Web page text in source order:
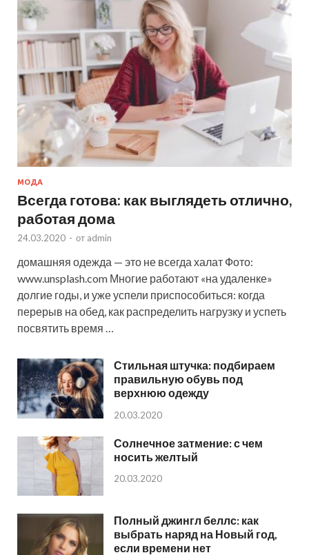
МОДА
Всегда готова: как выглядеть отлично,
работая дома
24.03.2020 - от admin
домашняя одежда — это не всегда халат Фото:
www.unsplash.com Многие работают «на удаленке»
долгие годы, и уже успели приспособиться: когда
перерыв на обед, как распределить нагрузку и успеть
посвятить время …
Стильная штучка: подбираем
правильную обувь под
верхнюю одежду
20.03.2020
Солнечное затмение: с чем
носить желтый
20.03.2020
Полный джингл беллс: как
выбрать наряд на Новый год,
если времени нет